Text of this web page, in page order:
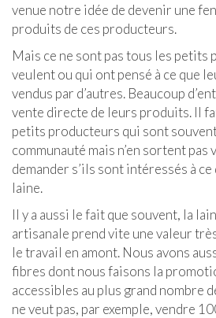
venue notre idée de devenir une
produits de ces producteurs.
Mais ce ne sont pas tous les petits
veulent ou qui ont pensé à ce que
vendus par d’autres. Beaucoup
vente directe de leurs produits. Il
petits producteurs qui sont
communauté mais n’en sortent
demander s’ils sont intéressés à ce
laine.
Il y a aussi le fait que souvent, la
artisanale prend vite une valeur
le travail en amont. Nous avons
fibres dont nous faisons la
accessibles au plus grand nombre
ne veut pas, par exemple, vendre